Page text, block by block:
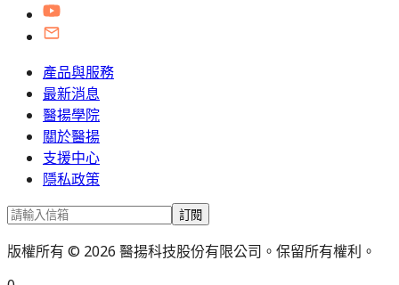
產品與服務
最新消息
醫揚學院
關於醫揚
支援中心
隱私政策
訂閱
版權所有 © 2026 醫揚科技股份有限公司。保留所有權利。